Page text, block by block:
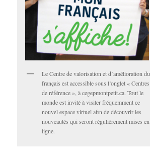
Le Centre de valorisation et d’amélioration du
français est accessible sous l’onglet « Centres
de référence », à cegepmontpetit.ca. Tout le
monde est invité à visiter fréquemment ce
nouvel espace virtuel afin de découvrir les
nouveautés qui seront régulièrement mises en
ligne.